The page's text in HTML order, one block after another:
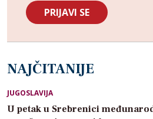
NAJČITANIJE
JUGOSLAVIJA
U petak u Srebrenici